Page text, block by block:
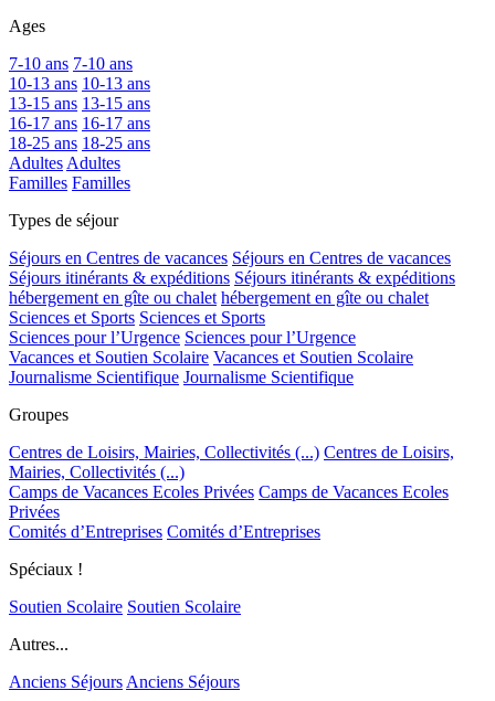
Ages
7-10 ans 7-10 ans
10-13 ans 10-13 ans
13-15 ans 13-15 ans
16-17 ans 16-17 ans
18-25 ans 18-25 ans
AdultesAdultes
Familles Familles
Types de séjour
Séjours en Centres de vacances Séjours en Centres de vacances
Séjours itinérants & expéditions Séjours itinérants & expéditions
hébergement en gîte ou chalet hébergement en gîte ou chalet
Sciences et Sports Sciences et Sports
Sciences pour l’Urgence Sciences pour l’Urgence
Vacances et Soutien Scolaire Vacances et Soutien Scolaire
Journalisme Scientifique Journalisme Scientifique
Groupes
Centres de Loisirs, Mairies, Collectivités (...) Centres de Loisirs,
Mairies, Collectivités (...)
Camps de Vacances Ecoles Privées Camps de Vacances Ecoles
Privées
Comités d’Entreprises Comités d’Entreprises
Spéciaux !
Soutien Scolaire Soutien Scolaire
Autres...
Anciens SéjoursAnciens Séjours